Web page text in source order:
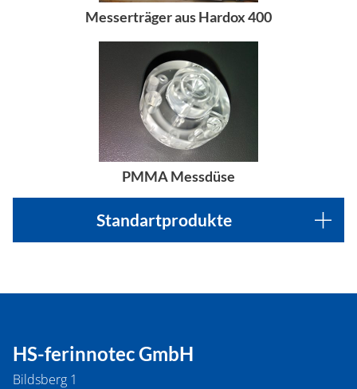
Messerträger aus Hardox 400
PMMA Messdüse
Standartprodukte
HS-ferinnotec GmbH
Bildsberg 1